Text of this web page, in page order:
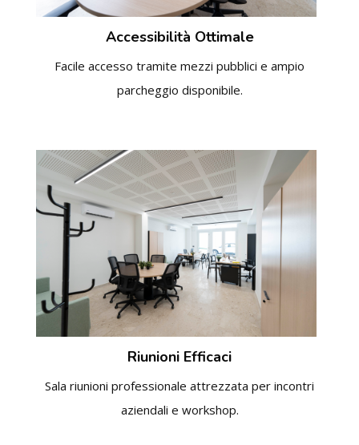
Accessibilità Ottimale
Facile accesso tramite mezzi pubblici e ampio
parcheggio disponibile.
Riunioni Efficaci
Sala riunioni professionale attrezzata per incontri
aziendali e workshop.